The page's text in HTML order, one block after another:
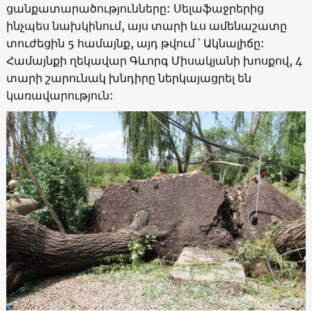
ցանքատարածությունները: Սելաֆաջրերից
ինչպես նախկինում, այս տարի ևս ամենաշատը
տուժեցին 5 համայնք, այդ թվում ՝ Ակնալիճը:
Համայնքի ղեկավար Գևորգ Միսակյանի խոսքով, 4
տարի շարունակ խնդիրը ներկայացրել են
կառավարություն: